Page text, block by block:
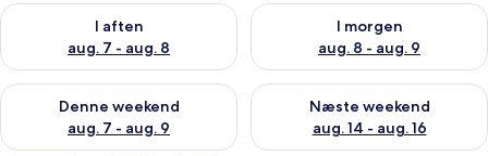
I aften
aug. 7 - aug. 8
Tjek tilgængelighed for i aften aug. 7 - aug. 8
I morgen
aug. 8 - aug. 9
Tjek tilgængelighed for i
Denne weekend
aug. 7 - aug. 9
Tjek tilgængelighed for denne weekend aug. 7 - aug. 9
Næste weekend
aug. 14 - aug. 16
Tjek tilgængelighed for næste